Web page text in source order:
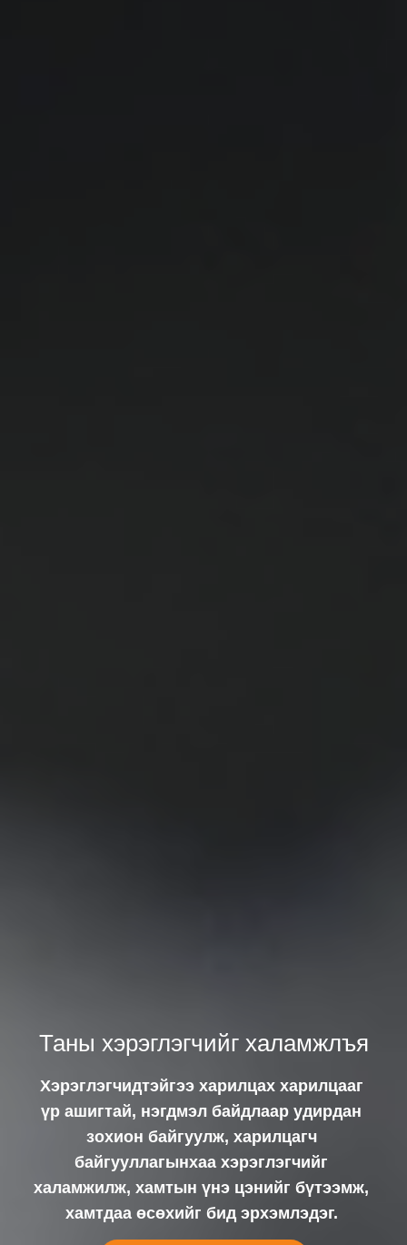
Таны хэрэглэгчийг халамжлъя
Хэрэглэгчидтэйгээ харилцах харилцааг
үр ашигтай, нэгдмэл байдлаар удирдан
зохион байгуулж, харилцагч
байгууллагынхаа хэрэглэгчийг
халамжилж, хамтын үнэ цэнийг бүтээмж,
хамтдаа өсөхийг бид эрхэмлэдэг.